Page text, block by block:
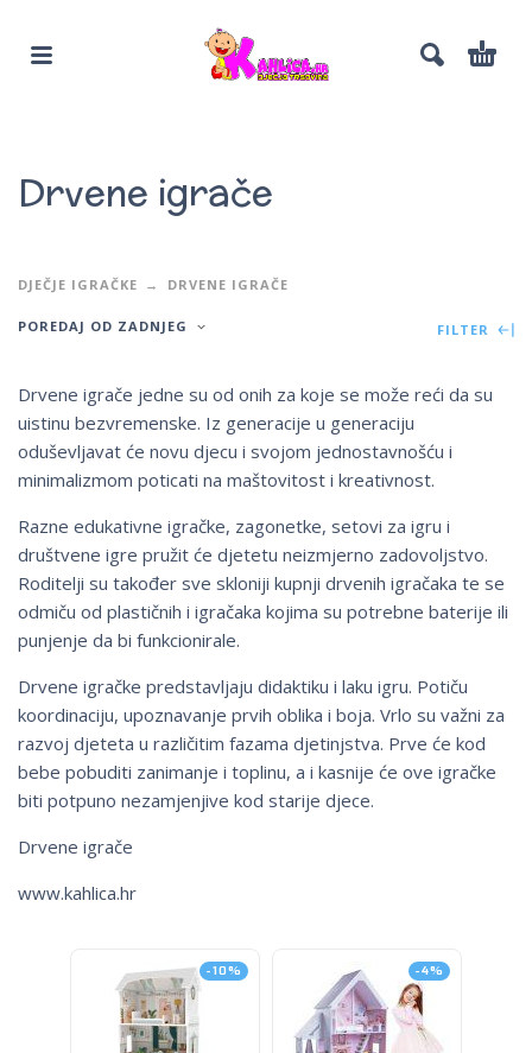
Drvene igrače
DJEČJE IGRAČKE DRVENE IGRAČE
POREDAJ OD ZADNJEG FILTER
Drvene igrače jedne su od onih za koje se može reći da su
uistinu bezvremenske. Iz generacije u generaciju
oduševljavat će novu djecu i svojom jednostavnošću i
minimalizmom poticati na maštovitost i kreativnost.
Razne edukativne igračke, zagonetke, setovi za igru ​​i
društvene igre pružit će djetetu neizmjerno zadovoljstvo.
Roditelji su također sve skloniji kupnji drvenih igračaka te se
odmiču od plastičnih i igračaka kojima su potrebne baterije ili
punjenje da bi funkcionirale.
Drvene igračke predstavljaju didaktiku i laku igru. Potiču
koordinaciju, upoznavanje prvih oblika i boja. Vrlo su važni za
razvoj djeteta u različitim fazama djetinjstva. Prve će kod
bebe pobuditi zanimanje i toplinu, a i kasnije će ove igračke
biti potpuno nezamjenjive kod starije djece.
Drvene igrače
www.kahlica.hr
-10% -4%